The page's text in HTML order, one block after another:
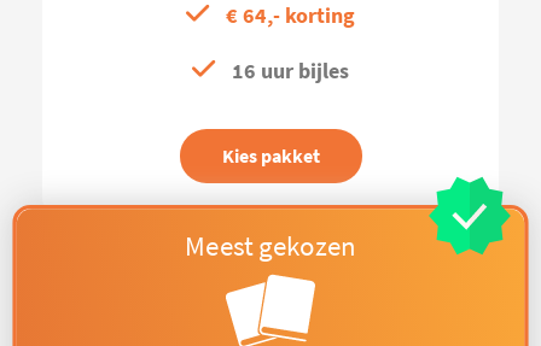
€ 64,- korting
16 uur bijles
Kies pakket